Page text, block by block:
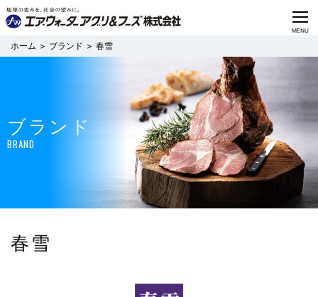
CLOSE
MENU
ブランド 春雪
ブランド
BRAND
春雪